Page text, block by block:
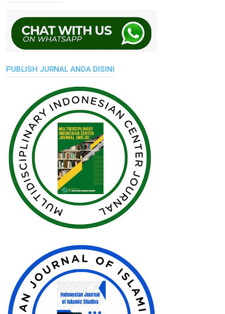
PUBLISH JURNAL ANDA DISINI